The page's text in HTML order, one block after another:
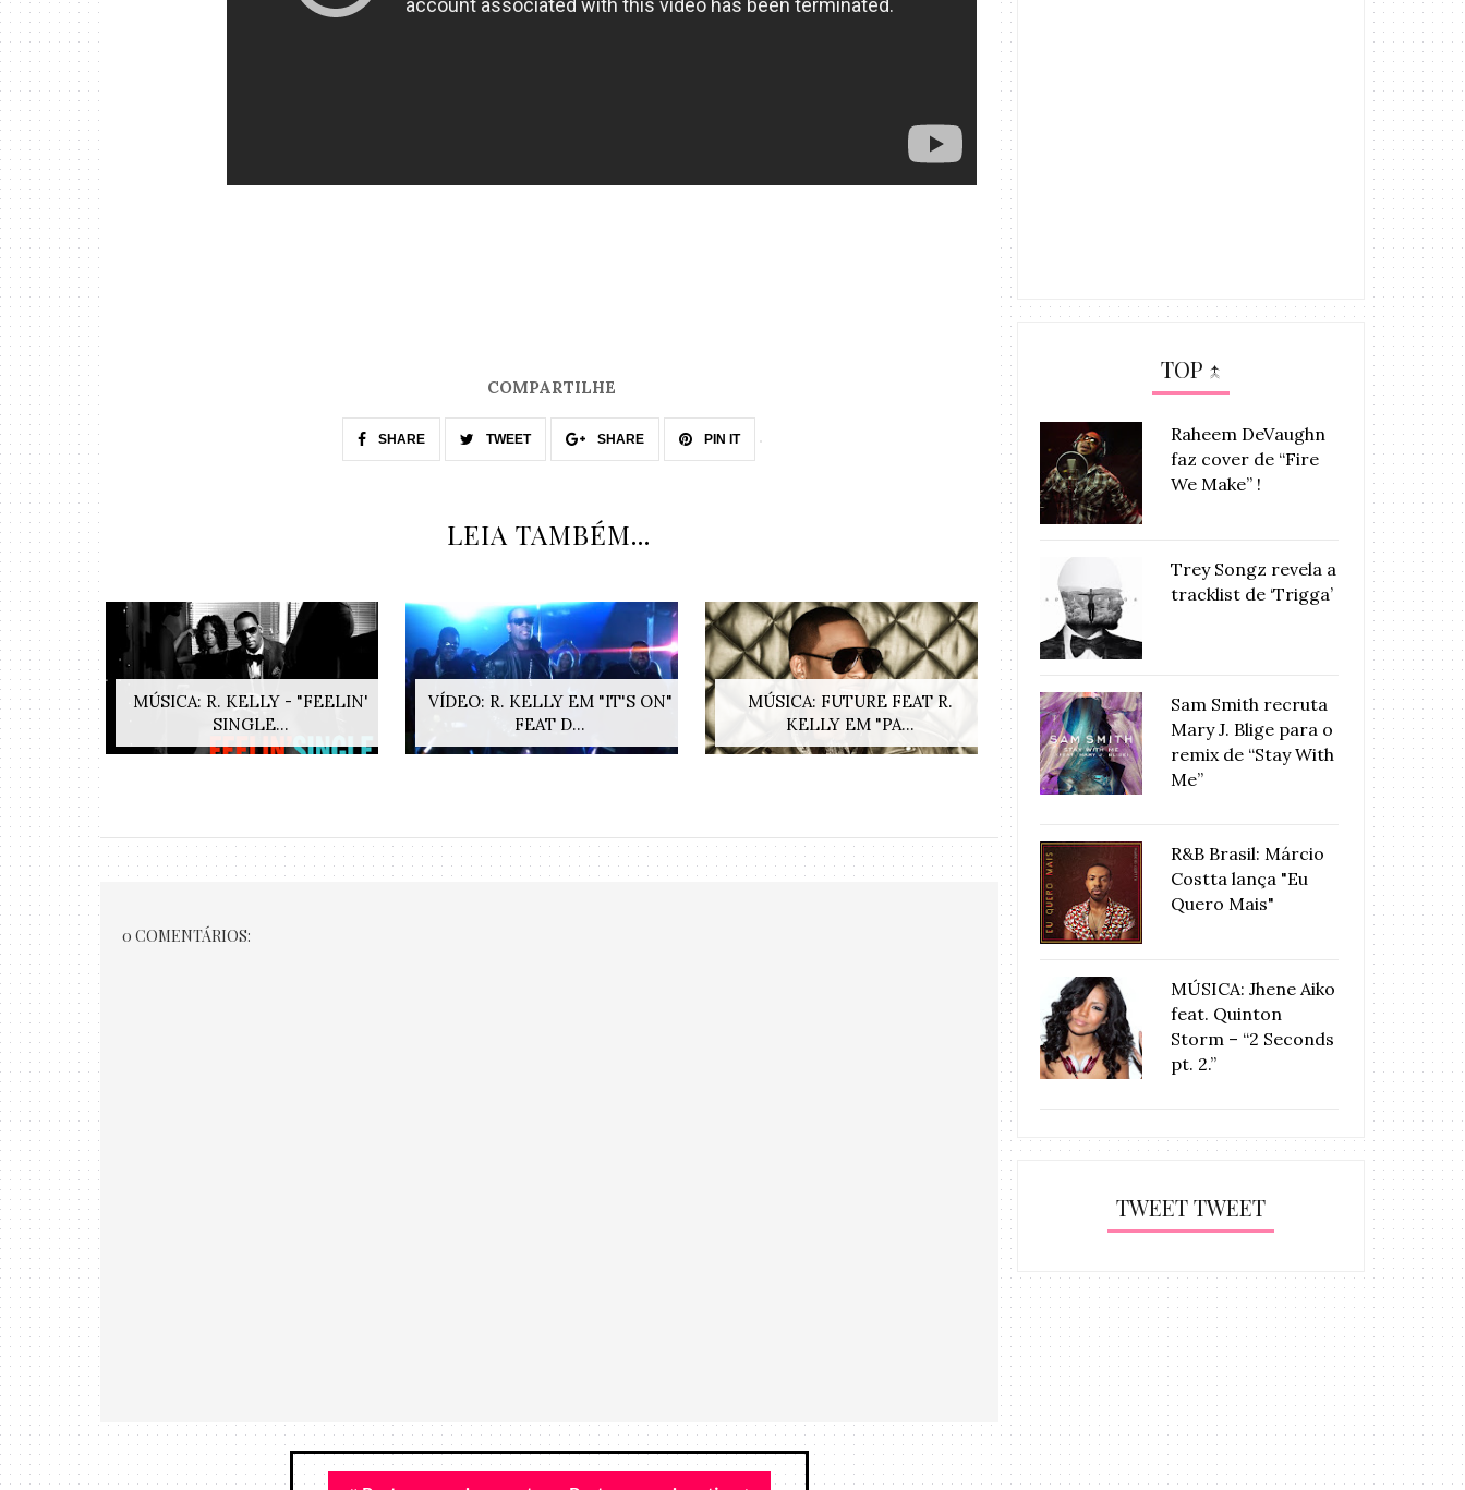
COMPARTILHE
SHARE TWEET SHARE PIN IT
LEIA TAMBÉM...
MÚSICA: R. KELLY - "FEELIN'
SINGLE...
VÍDEO: R. KELLY EM "IT'S ON"
FEAT D...
MÚSICA: FUTURE FEAT R.
KELLY EM "PA...
ASHANTI ESTÁ DE VOLTA
COM O SINGLE ...
Alicia Keys
0 COMENTÁRIOS:
TOP ↑
Raheem DeVaughn
faz cover de “Fire
We Make” !
Trey Songz revela a
tracklist de ‘Trigga’
Sam Smith recruta
Mary J. Blige para o
remix de “Stay With
Me”
R&B Brasil: Márcio
Costta lança "Eu
Quero Mais"
MÚSICA: Jhene Aiko
feat. Quinton
Storm – “2 Seconds
pt. 2.”
TWEET TWEET